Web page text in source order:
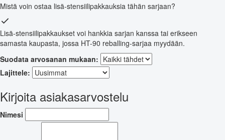
Mistä voin ostaa lisä-stensiilipakkauksia tähän sarjaan?
Lisä-stensiilipakkaukset voi hankkia sarjan kanssa tai erikseen
samasta kaupasta, jossa HT-90 reballing-sarjaa myydään.
Suodata arvosanan mukaan:
Lajittele:
Kirjoita asiakasarvostelu
Nimesi